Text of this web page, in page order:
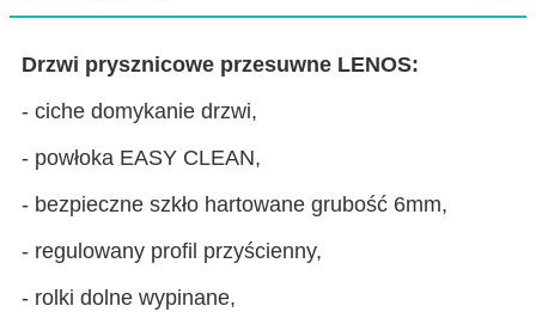
Drzwi prysznicowe przesuwne LENOS:
- ciche domykanie drzwi,
- powłoka EASY CLEAN,
- bezpieczne szkło hartowane grubość 6mm,
- regulowany profil przyścienny,
- rolki dolne wypinane,